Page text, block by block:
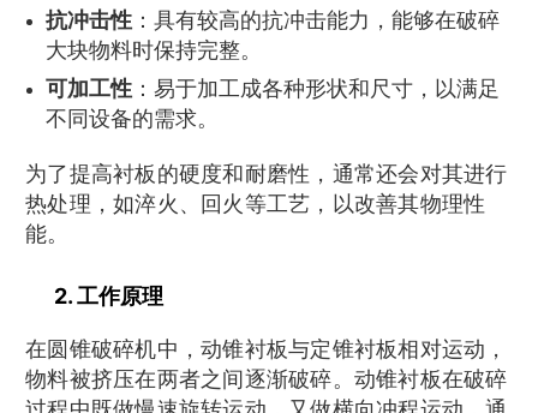
抗冲击性：具有较高的抗冲击能力，能够在破碎
大块物料时保持完整。
可加工性：易于加工成各种形状和尺寸，以满足
不同设备的需求。
为了提高衬板的硬度和耐磨性，通常还会对其进行
热处理，如淬火、回火等工艺，以改善其物理性
能。
2. 工作原理
在圆锥破碎机中，动锥衬板与定锥衬板相对运动，
物料被挤压在两者之间逐渐破碎。动锥衬板在破碎